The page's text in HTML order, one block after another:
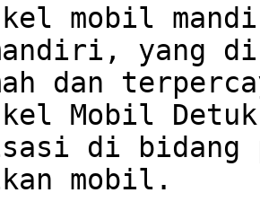
mobil
yang
dan
Mobil
di bidang
mobil.